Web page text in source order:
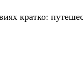
кратко: